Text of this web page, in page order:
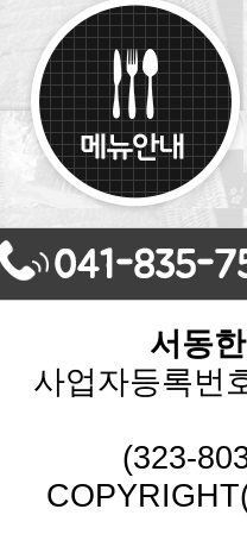
서동
사업자등록번
(323-